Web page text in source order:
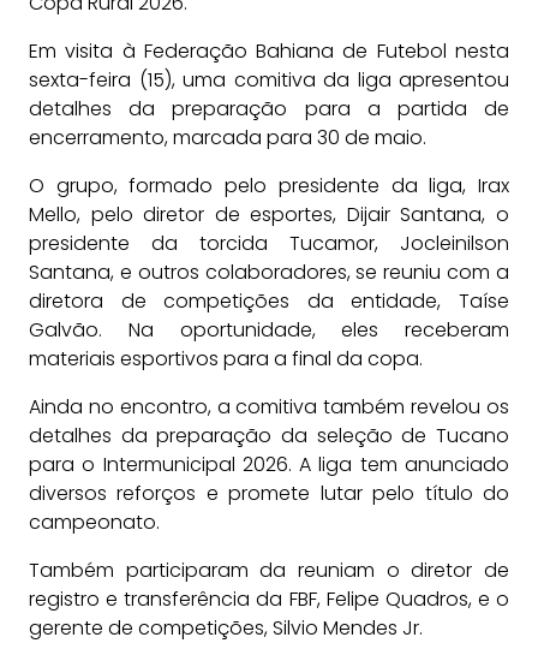
Em visita à Federação Bahiana de Futebol nesta
sexta-feira (15), uma comitiva da liga apresentou
detalhes da preparação para a partida de
encerramento, marcada para 30 de maio.
O grupo, formado pelo presidente da liga, Irax
Mello, pelo diretor de esportes, Dijair Santana, o
presidente da torcida Tucamor, Jocleinilson
Santana, e outros colaboradores, se reuniu com a
diretora de competições da entidade, Taíse
Galvão. Na oportunidade, eles receberam
materiais esportivos para a final da copa.
Ainda no encontro, a comitiva também revelou os
detalhes da preparação da seleção de Tucano
para o Intermunicipal 2026. A liga tem anunciado
diversos reforços e promete lutar pelo título do
campeonato.
Também participaram da reuniam o diretor de
registro e transferência da FBF, Felipe Quadros, e o
gerente de competições, Silvio Mendes Jr.